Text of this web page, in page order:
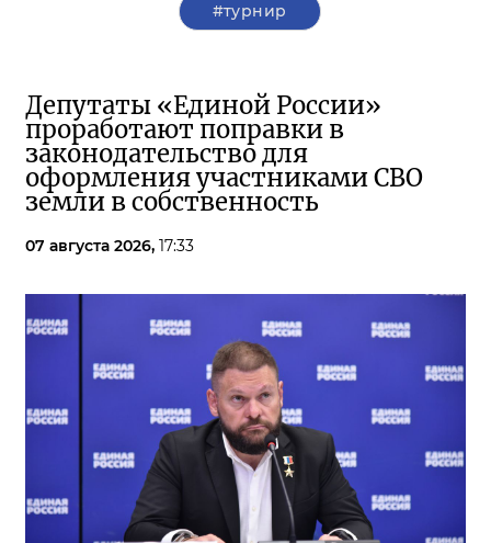
#турнир
Депутаты «Единой России»
проработают поправки в
законодательство для
оформления участниками СВО
земли в собственность
07 августа 2026, 17:33